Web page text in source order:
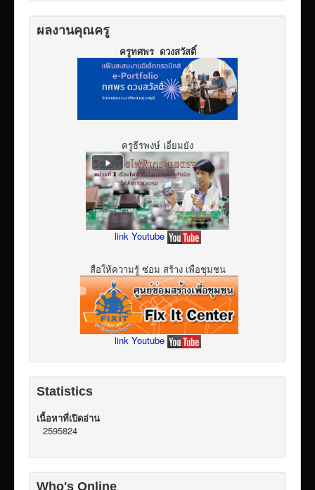
ผลงานคุณครู
ครูทศพร ดวงสวัสดิ์
ครูธีรพงษ์ เอี่ยมยัง
link Youtube
สื่อให้ความรู้ ซ่อม สร้าง เพื่อชุมชน
link Youtube
Statistics
เนื้อหาที่เปิดอ่าน
2595824
Who's Online